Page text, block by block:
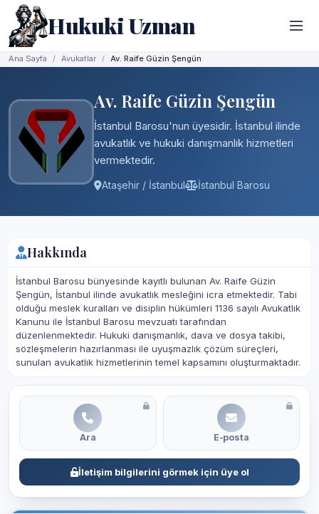
Hukuki Uzman
Ana Sayfa Avukatlar Av. Raife Güzin Şengün
Av. Raife Güzin Şengün
İstanbul Barosu'nun üyesidir. İstanbul ilinde
avukatlık ve hukuki danışmanlık hizmetleri
vermektedir.
Ataşehir / İstanbul İstanbul Barosu
Hakkında
İstanbul Barosu bünyesinde kayıtlı bulunan Av. Raife Güzin
Şengün, İstanbul ilinde avukatlık mesleğini icra etmektedir. Tabi
olduğu meslek kuralları ve disiplin hükümleri 1136 sayılı Avukatlık
Kanunu ile İstanbul Barosu mevzuatı tarafından
düzenlenmektedir. Hukuki danışmanlık, dava ve dosya takibi,
sözleşmelerin hazırlanması ile uyuşmazlık çözüm süreçleri,
sunulan avukatlık hizmetlerinin temel kapsamını oluşturmaktadır.
Ara E-posta
İletişim bilgilerini görmek için üye ol